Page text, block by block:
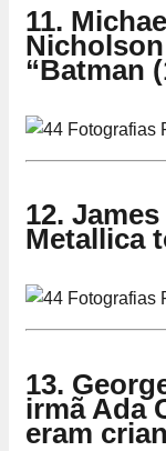
11.
“Batman
12.
Metallica
13.
irmã Ada
eram